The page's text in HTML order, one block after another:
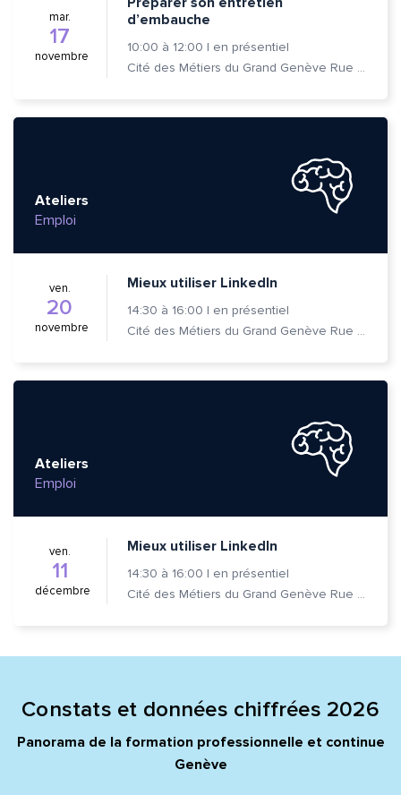
mar.
17
novembre
d’embauche
10:00 à 12:00 | en présentiel
Cité des Métiers du Grand Genève Rue Prévost-Martin 6 1205 Genève
Ateliers
Emploi
ven.
20
novembre
Mieux utiliser LinkedIn
14:30 à 16:00 | en présentiel
Cité des Métiers du Grand Genève Rue Prévost-Martin 6 1205 Genève
Ateliers
Emploi
ven.
11
décembre
Mieux utiliser LinkedIn
14:30 à 16:00 | en présentiel
Cité des Métiers du Grand Genève Rue Prévost-Martin 6 1205 Genève
Constats et données chiffrées 2026
Panorama de la formation professionnelle et continue
Genève